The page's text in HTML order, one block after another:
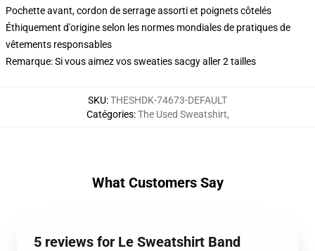
Pochette avant, cordon de serrage assorti et poignets côtelés
Éthiquement d'origine selon les normes mondiales de pratiques de
vêtements responsables
Remarque: Si vous aimez vos sweaties sacgy aller 2 tailles
SKU:THESHDK-74673-DEFAULT
Catégories:The Used Sweatshirt,
What Customers Say
5 reviews for Le Sweatshirt Band